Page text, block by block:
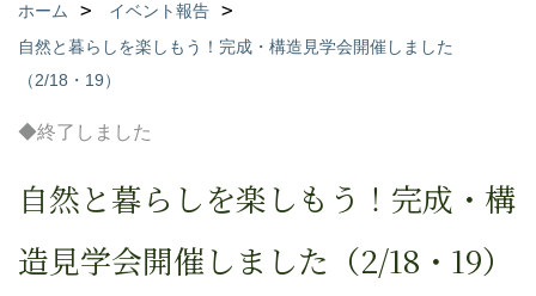
ホーム
イベント報告
自然と暮らしを楽しもう！完成・構造見学会開催しました
（2/18・19）
◆終了しました
自然と暮らしを楽しもう！完成・構
造見学会開催しました（2/18・19）